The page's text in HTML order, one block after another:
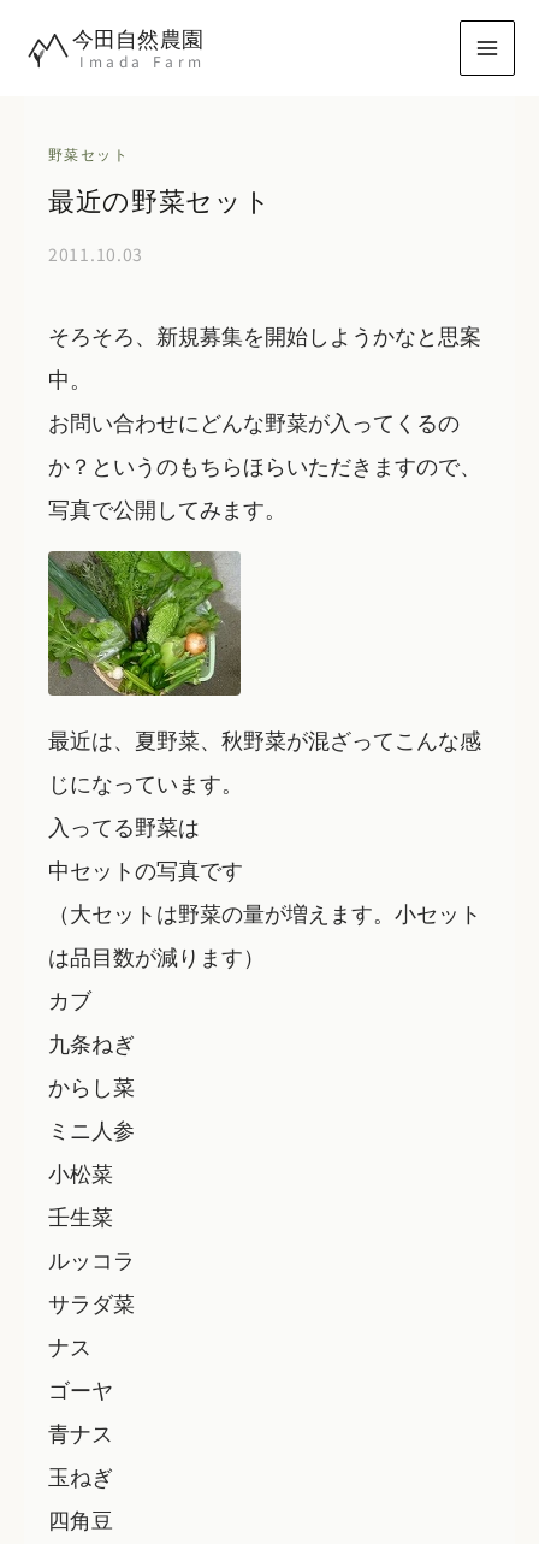
今田自然農園
Imada Farm
野菜セット
最近の野菜セット
2011.10.03
そろそろ、新規募集を開始しようかなと思案
中。
お問い合わせにどんな野菜が入ってくるの
か？というのもちらほらいただきますので、
写真で公開してみます。
最近は、夏野菜、秋野菜が混ざってこんな感
じになっています。
入ってる野菜は
中セットの写真です
（大セットは野菜の量が増えます。小セット
は品目数が減ります）
カブ
九条ねぎ
からし菜
ミニ人参
小松菜
壬生菜
ルッコラ
サラダ菜
ナス
ゴーヤ
青ナス
玉ねぎ
四角豆